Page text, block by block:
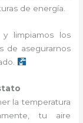
de energía.
y limpiamos los
de asegurarnos
la temperatura
tu aire